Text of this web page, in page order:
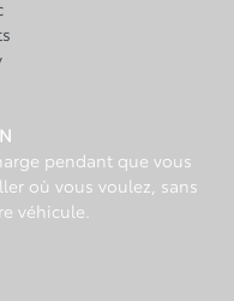
pendant que vous
où vous voulez, sans
véhicule.